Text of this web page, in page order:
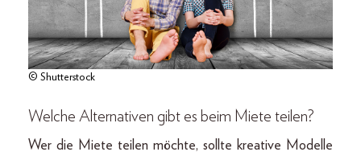
© Shutterstock
Welche Alternativen gibt es beim Miete teilen?
Wer die Miete teilen möchte, sollte kreative Modelle